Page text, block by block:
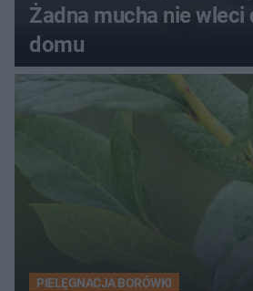
Żadna mucha nie
domu
PIELĘGNACJA BORÓWKI